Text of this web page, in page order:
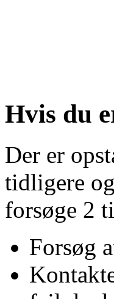
Hvis du
Der er
tidligere
forsøge 2
Forsøg